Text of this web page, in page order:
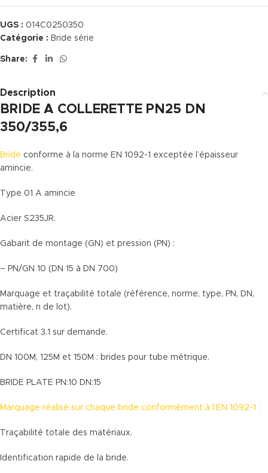
UGS : 014C0250350
Catégorie : Bride série
Share:
Description
BRIDE A COLLERETTE PN25 DN
350/355,6
Bride conforme à la norme EN 1092-1 exceptée l’épaisseur
amincie.
Type 01 A amincie
Acier S235JR.
Gabarit de montage (GN) et pression (PN) :
– PN/GN 10 (DN 15 à DN 700)
Marquage et traçabilité totale (référence, norme, type, PN, DN,
matière, n de lot).
Certificat 3.1 sur demande.
DN 100M, 125M et 150M : brides pour tube métrique.
BRIDE PLATE PN:10 DN:15
Marquage réalisé sur chaque bride conformément à l’EN 1092-1 :
Traçabilité totale des matériaux.
Identification rapide de la bride.